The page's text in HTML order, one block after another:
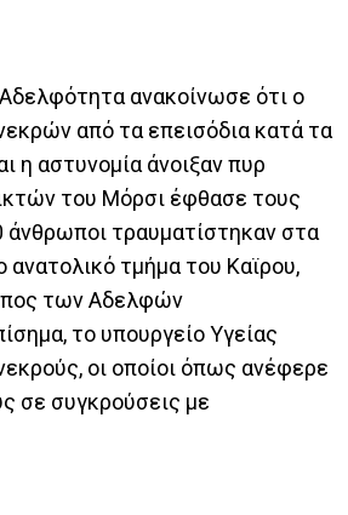
ανακοίνωσε ότι ο
από τα επεισόδια κατά τα
η αστυνομία άνοιξαν πυρ
του Μόρσι έφθασε τους
άνθρωποι τραυματίστηκαν στα
ανατολικό τμήμα του Καϊρου,
των Αδελφών
το υπουργείο Υγείας
οι οποίοι όπως ανέφερε
σε συγκρούσεις με